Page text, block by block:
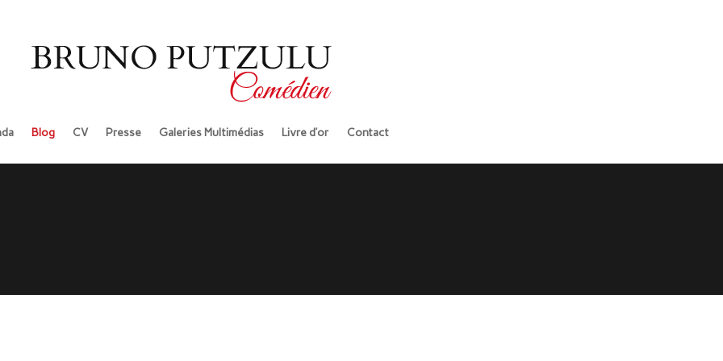
Blog CV Presse Galeries Multimédias Livre d’or Contact